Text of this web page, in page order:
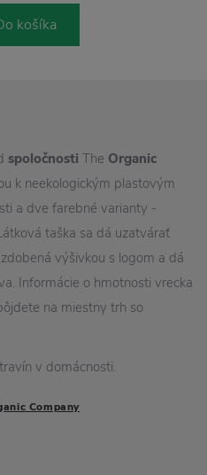
košíka
spoločnosti The Organic
k neekologickým plastovým
a dve farebné varianty -
taška sa dá uzatvárať
výšivkou s logom a dá
Informácie o hmotnosti vrecka
na miestny trh so
v domácnosti.
Company